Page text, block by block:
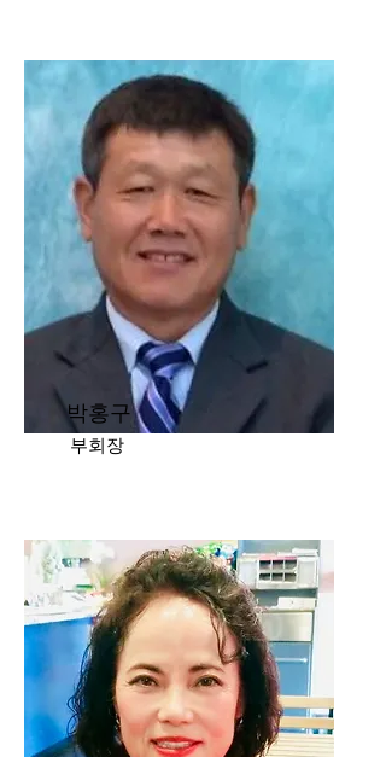
박홍구
부회장